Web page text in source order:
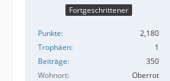
Fortgeschrittener
Punkte
2,180
Trophäen
1
Beiträge
350
Wohnort
Oberrot